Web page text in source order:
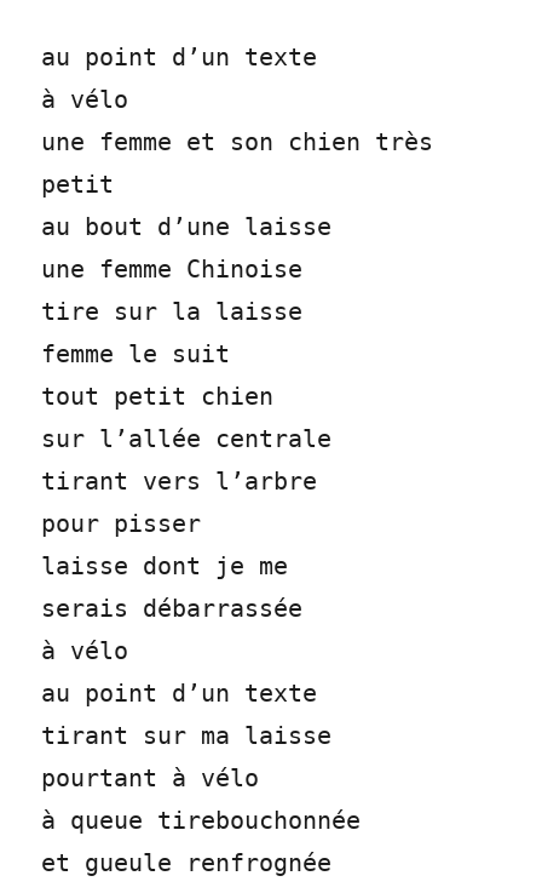
au point d’un texte
à vélo
une femme et son chien très
petit
au bout d’une laisse
une femme Chinoise
tire sur la laisse
femme le suit
tout petit chien
sur l’allée centrale
tirant vers l’arbre
pour pisser
laisse dont je me
serais débarrassée
à vélo
au point d’un texte
tirant sur ma laisse
pourtant à vélo
à queue tirebouchonnée
et gueule renfrognée